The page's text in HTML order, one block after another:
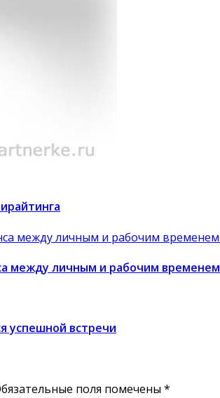
между личным и рабочим временем
успешной встречи
поля помечены *